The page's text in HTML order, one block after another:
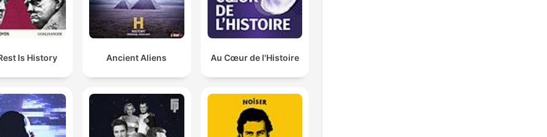
Is History Ancient Aliens Au Cœur de l'Histoire